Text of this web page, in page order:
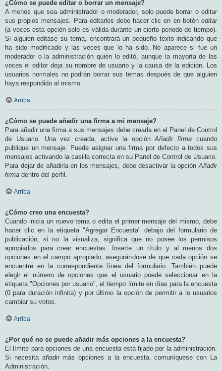
¿Cómo se puede editar o borrar un mensaje?
A menos que sea administrador o moderador, solo puede borrar o editar
sus propios mensajes. Para editarlos debe hacer clic en en botón editar
(a veces esta opción solo es válida durante un cierto periodo de tiempo).
Si alguien editase su tema, encontrará un pequeño texto indicando que
ha sido modificado y las veces que lo ha sido. No aparece si fue un
moderador o la administración quién lo editó, aunque la mayoría de las
veces el editor deja su nombre de usuario y la causa de la edición. Los
usuarios normales no podrán borrar sus temas después de que alguien
haya respondido al mismo.
Arriba
¿Cómo se puede añadir una firma a mi mensaje?
Para añadir una firma a sus mensajes debe crearla en el Panel de Control
de Usuario. Una vez creada, active la opciónAñadir firma cuando
publique un mensaje. Puede asignar una firma por defecto a todos sus
mensajes activando la casilla correcta en su Panel de Control de Usuario.
Para dejar de añadirla en los mensajes, debe desactivar la opciónAñadir
firma dentro del perfil.
Arriba
¿Cómo creo una encuesta?
Cuando inicia un nuevo tema o edita el primer mensaje del mismo, debe
hacer clic en la etiqueta "Agregar Encuesta" debajo del formulario de
publicación; si no la visualiza, significa que no posee los permisos
apropiados para crear encuestas. Inserte un título y al menos dos
opciones en el campo apropiado, asegurándose de que cada opción se
encuentre en la correspondiente línea del formulario. También puede
elegir el número de opciones que el usuario puede seleccionar en la
etiqueta "Opciones por usuario", el tiempo límite en días para la encuesta
(0 para duración infinita) y por último la opción de permitir a lo usuarios
cambiar su votos.
Arriba
¿Por qué no se puede añadir más opciones a la encuesta?
El límite para opciones de una encuesta está fijado por la administración.
Si necesita añadir más opciones a la encuesta, comuníquese con La
Administración.